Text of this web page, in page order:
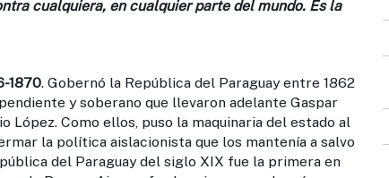
cualquiera, en cualquier parte del mundo. Es la
1870. Gobernó la República del Paraguay entre 1862
y soberano que llevaron adelante Gaspar
López. Como ellos, puso la maquinaria del estado al
la política aislacionista que los mantenía a salvo
del Paraguay del siglo XIX fue la primera en